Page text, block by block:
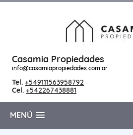
Casamia Propiedades
info@casamiapropiedades.com.ar
Tel. +549111563958792
Cel. +542267438881
MENÚ